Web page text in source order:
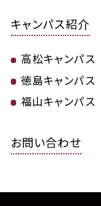
キャンパス紹介
高松キャンパス
徳島キャンパス
福山キャンパス
お問い合わせ